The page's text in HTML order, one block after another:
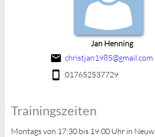
Jan Henning
christjan1985@gmail.com
017652537729
Trainingszeiten
Montags von 17:30 bis 19:00 Uhr in